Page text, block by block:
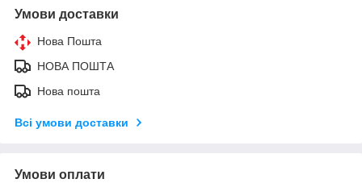
Умови доставки
Нова Пошта
НОВА ПОШТА
Нова пошта
Всі умови доставки
Умови оплати